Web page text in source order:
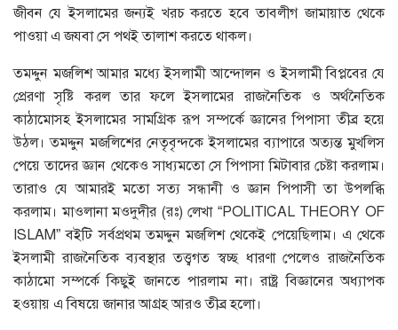
জীবন যে ইসলামের জন্যই খরচ করতে হবে তাবলীগ জামায়াত থেকে
পাওয়া এ জযবা সে পথই তালাশ করতে থাকল।
তমদ্দুন মজলিশ আমার মধ্যে ইসলামী আন্দোলন ও ইসলামী বিপ্লবের যে
প্রেরণা সৃষ্টি করল তার ফলে ইসলামের রাজনৈতিক ও অর্থনৈতিক
কাঠামোসহ ইসলামের সামগ্রিক রূপ সম্পর্কে জ্ঞানের পিপাসা তীব্র হয়ে
উঠল। তমদ্দুন মজলিশের নেতৃবৃন্দকে ইসলামের ব্যাপারে অত্যন্ত মুখলিস
পেয়ে তাদের জ্ঞান থেকেও সাধ্যমতো সে পিপাসা মিটাবার চেষ্টা করলাম।
তারাও যে আমারই মতো সত্য সন্ধানী ও জ্ঞান পিপাসী তা উপলব্ধি
করলাম। মাওলানা মওদুদীর (রঃ) লেখা “POLITICAL THEORY OF
ISLAM” বইটি সর্বপ্রথম তমদ্দুন মজলিশ থেকেই পেয়েছিলাম। এ থেকে
ইসলামী রাজনৈতিক ব্যবস্থার তত্ত্বগত স্বচ্ছ ধারণা পেলেও রাজনৈতিক
কাঠামো সম্পর্কে কিছুই জানতে পারলাম না। রাষ্ট্র বিজ্ঞানের অধ্যাপক
হওয়ায় এ বিষয়ে জানার আগ্রহ আরও তীব্র হলো।